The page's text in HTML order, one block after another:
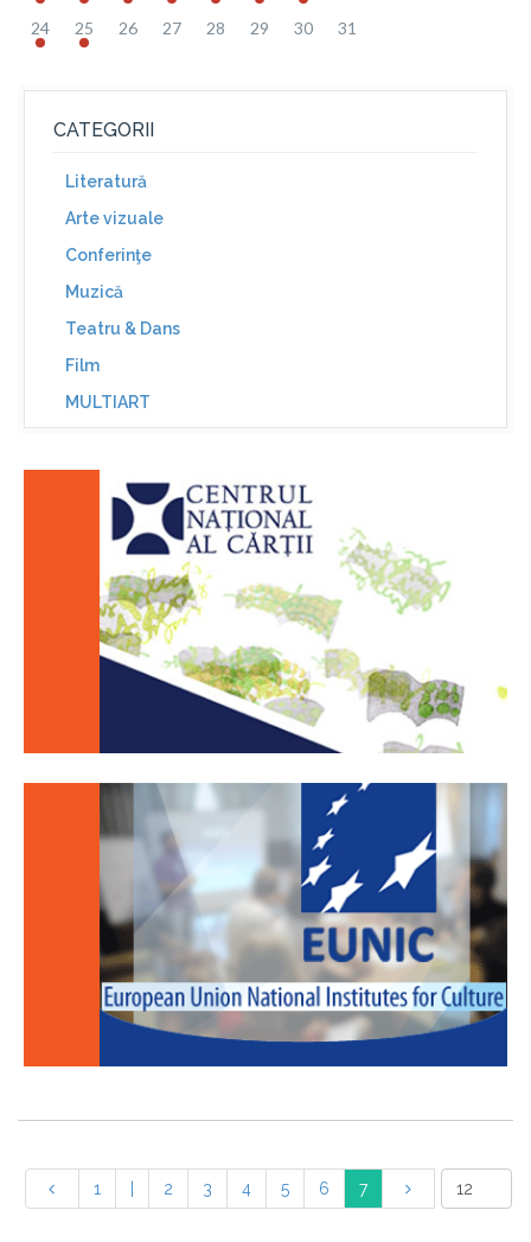
24 25 26 27 28 29 30 31
CATEGORII
Literatură
Arte vizuale
Conferinţe
Muzică
Teatru & Dans
Film
MULTIART
1 2 3 4 5 6 7